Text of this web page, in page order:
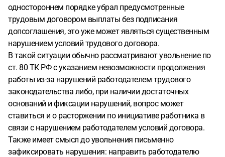
указано, что во всех случаях расторжения трудового
договора (кроме ст 77 ч 1 п 1, и ст 83 ч 1 п 5-7) я должен
буду возвратить денежные средства. Могу ли я уволиться
в связи с вышеназванными проблемами и не возвращать
деньги? По какой статье мне правильно будет
увольняться, и как верно поступить в целом?
одностороннем порядке убрал предусмотренные
трудовым договором выплаты без подписания
допсоглашения, это уже может являться существенным
нарушением условий трудового договора.
В такой ситуации обычно рассматривают увольнение по
ст. 80 ТК РФ с указанием невозможности продолжения
работы из-за нарушений работодателем трудового
законодательства либо, при наличии достаточных
оснований и фиксации нарушений, вопрос может
ставиться и о расторжении по инициативе работника в
связи с нарушением работодателем условий договора.
Также имеет смысл до увольнения письменно
зафиксировать нарушения: направить работодателю